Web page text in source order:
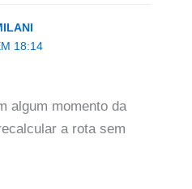
18:14
algum momento da
a rota sem